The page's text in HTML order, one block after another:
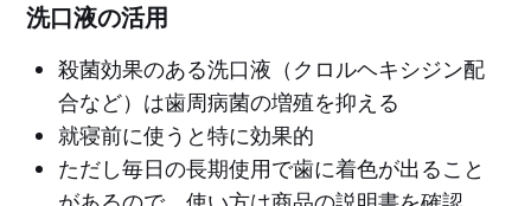
洗口液の活用
殺菌効果のある洗口液（クロルヘキシジン配
合など）は歯周病菌の増殖を抑える
就寝前に使うと特に効果的
ただし毎日の長期使用で歯に着色が出ること